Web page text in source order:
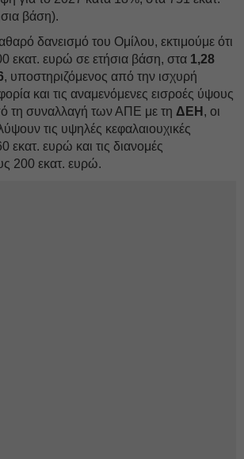
βάση).
δανεισμό του Ομίλου, εκτιμούμε ότι
εκατ. ευρώ σε ετήσια βάση, στα 1,28
, υποστηριζόμενος από την ισχυρή
και τις αναμενόμενες εισροές ύψους
τη συναλλαγή των ΑΠΕ με τη ΔEΗ , οι
τις υψηλές κεφαλαιουχικές
ευρώ και τις διανομές
200 εκατ. ευρώ.